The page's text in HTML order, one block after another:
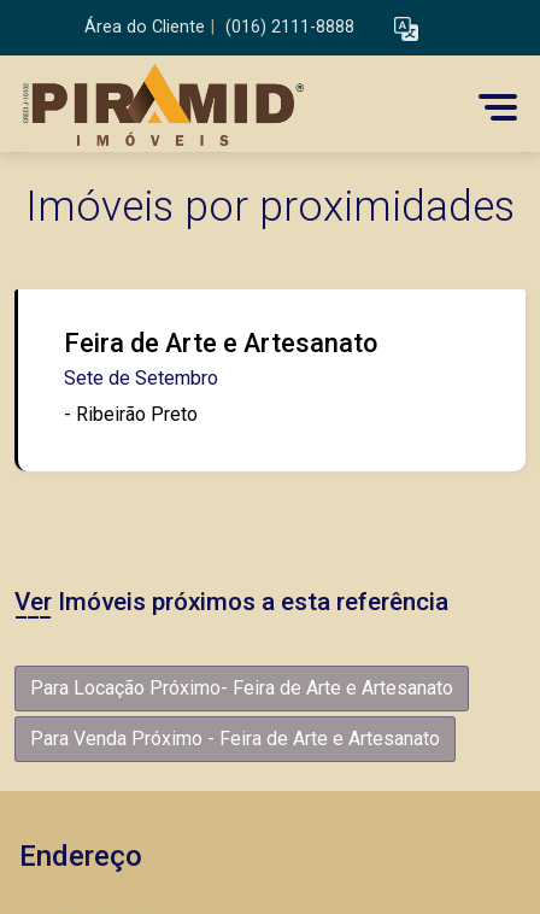
Área do Cliente (016) 2111-8888
Imóveis por proximidades
Feira de Arte e Artesanato
Sete de Setembro
- Ribeirão Preto
Ver Imóveis próximos a esta referência
Para Locação Próximo- Feira de Arte e Artesanato
Para Venda Próximo - Feira de Arte e Artesanato
Endereço